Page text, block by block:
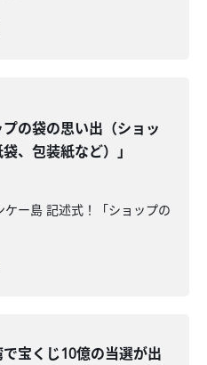
プの袋の思い出（ショッ
、包装紙など）」
ケー島 記述式！「ショップの
で宝くじ10億の当選が出